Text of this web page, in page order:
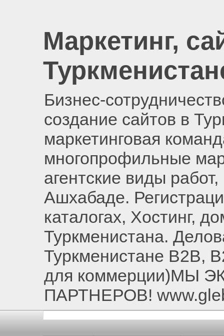
Маркетинг,
Бизнес-
создание сайтов в
маркетинговая
многопрофильные
агентские виды
Ашхабаде.
каталогах, Хостинг,
Туркменистана.
Туркменистане B2B,
для коммерции)МЫ
ПАРТНЕРОВ!